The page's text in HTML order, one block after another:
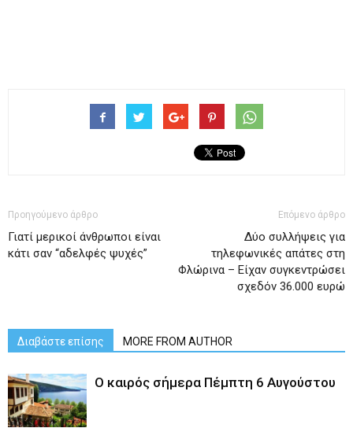
Προηγούμενο άρθρο
Γιατί μερικοί άνθρωποι είναι
κάτι σαν “αδελφές ψυχές”
Επόμενο άρθρο
Δύο συλλήψεις για
τηλεφωνικές απάτες στη
Φλώρινα – Είχαν συγκεντρώσει
σχεδόν 36.000 ευρώ
Διαβάστε επίσης MORE FROM AUTHOR
Ο καιρός σήμερα Πέμπτη 6 Αυγούστου